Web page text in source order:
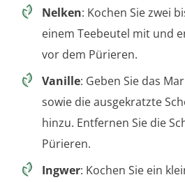
Nelken: Kochen Sie zwei
einem Teebeutel mit und
vor dem Pürieren.
Vanille: Geben Sie das
sowie die ausgekratzte
hinzu. Entfernen Sie die
Pürieren.
Ingwer: Kochen Sie ein